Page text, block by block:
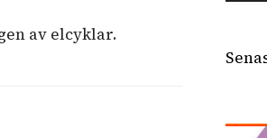
av elcyklar.